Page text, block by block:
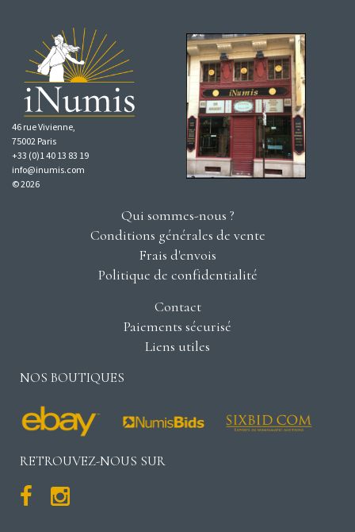
46 rue Vivienne,
75002 Paris
+33 (0)1 40 13 83 19
info@inumis.com
© 2026
Qui sommes-nous ?
Conditions générales de vente
Frais d'envois
Politique de confidentialité
Contact
Paiements sécurisé
Liens utiles
NOS BOUTIQUES
RETROUVEZ-NOUS SUR